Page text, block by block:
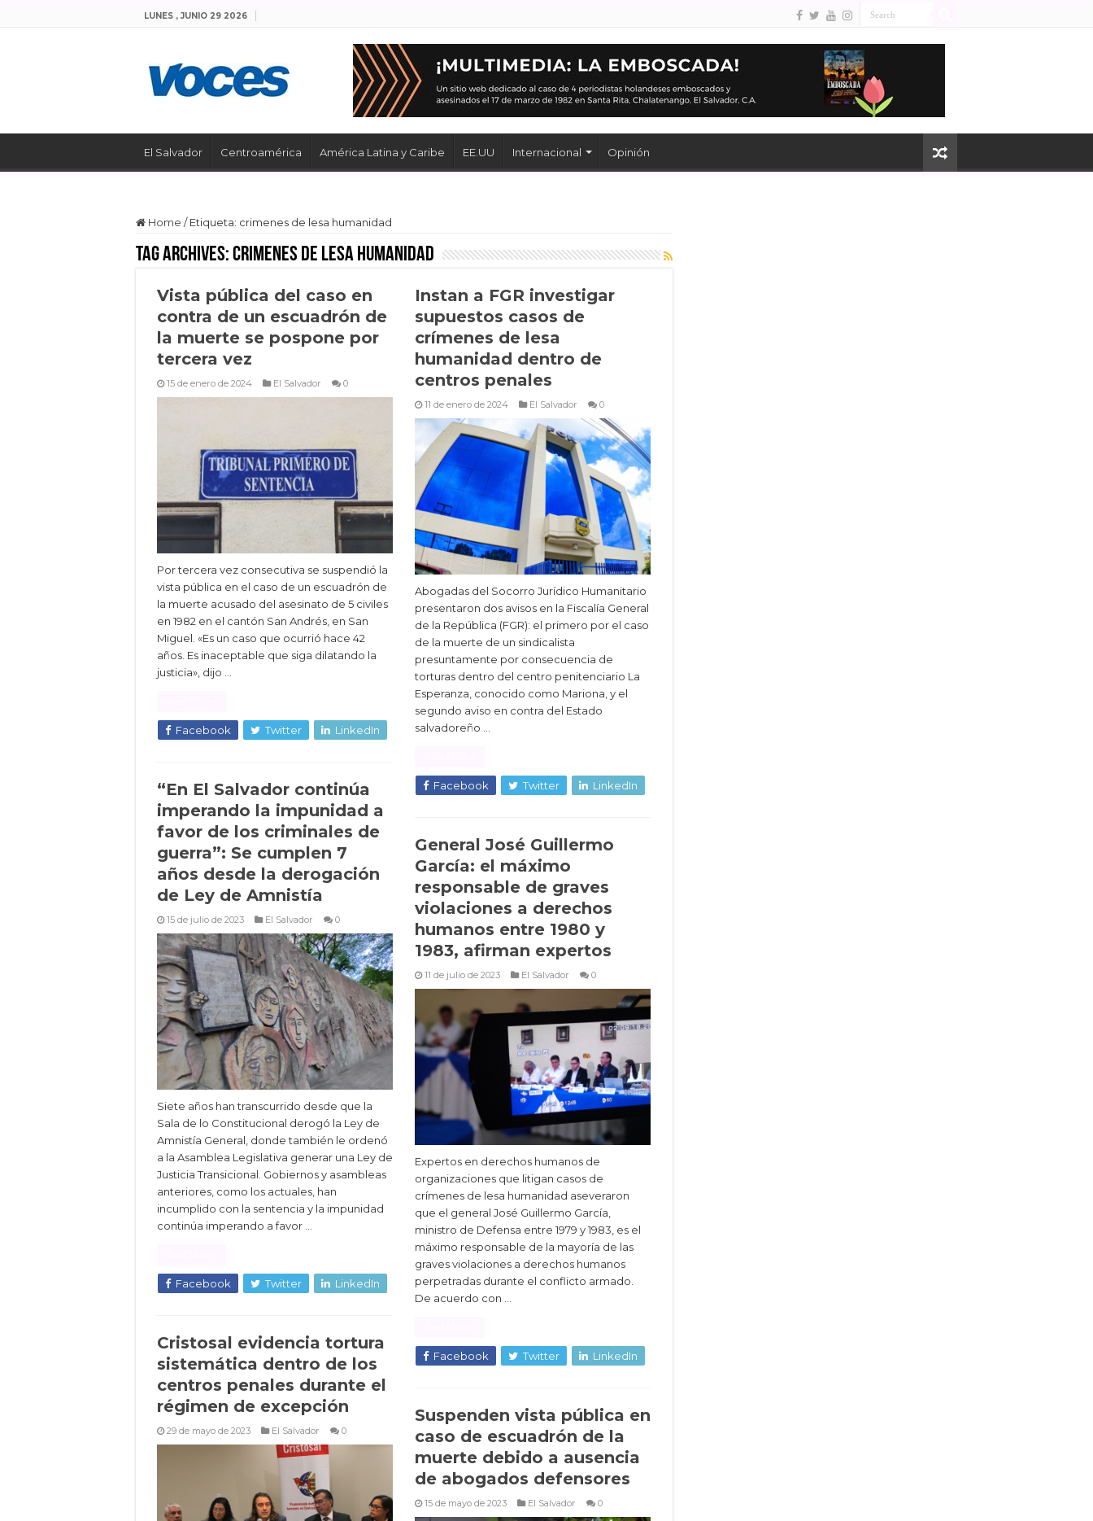
LUNES , JUNIO 29 2026
El Salvador Centroamérica América Latina y Caribe EE.UU Internacional Opinión
Home / Etiqueta: crimenes de lesa humanidad
Tag Archives:crimenes de lesa humanidad
Vista pública del caso en
contra de un escuadrón de
la muerte se pospone por
tercera vez
15 de enero de 2024 El Salvador 0
Por tercera vez consecutiva se suspendió la
vista pública en el caso de un escuadrón de
la muerte acusado del asesinato de 5 civiles
en 1982 en el cantón San Andrés, en San
Miguel. «Es un caso que ocurrió hace 42
años. Es inaceptable que siga dilatando la
justicia», dijo …
Facebook Twitter LinkedIn
Instan a FGR investigar
supuestos casos de
crímenes de lesa
humanidad dentro de
centros penales
11 de enero de 2024 El Salvador 0
Abogadas del Socorro Jurídico Humanitario
presentaron dos avisos en la Fiscalía General
de la República (FGR): el primero por el caso
de la muerte de un sindicalista
presuntamente por consecuencia de
torturas dentro del centro penitenciario La
Esperanza, conocido como Mariona, y el
segundo aviso en contra del Estado
salvadoreño …
Facebook Twitter LinkedIn
“En El Salvador continúa
imperando la impunidad a
favor de los criminales de
guerra”: Se cumplen 7
años desde la derogación
de Ley de Amnistía
15 de julio de 2023 El Salvador 0
Siete años han transcurrido desde que la
Sala de lo Constitucional derogó la Ley de
Amnistía General, donde también le ordenó
a la Asamblea Legislativa generar una Ley de
Justicia Transicional. Gobiernos y asambleas
anteriores, como los actuales, han
incumplido con la sentencia y la impunidad
continúa imperando a favor …
Facebook Twitter LinkedIn
General José Guillermo
García: el máximo
responsable de graves
violaciones a derechos
humanos entre 1980 y
1983, afirman expertos
11 de julio de 2023 El Salvador 0
Expertos en derechos humanos de
organizaciones que litigan casos de
crímenes de lesa humanidad aseveraron
que el general José Guillermo García,
ministro de Defensa entre 1979 y 1983, es el
máximo responsable de la mayoría de las
graves violaciones a derechos humanos
perpetradas durante el conflicto armado.
De acuerdo con …
Facebook Twitter LinkedIn
Cristosal evidencia tortura
sistemática dentro de los
centros penales durante el
régimen de excepción
29 de mayo de 2023 El Salvador 0
Suspenden vista pública en
caso de escuadrón de la
muerte debido a ausencia
de abogados defensores
15 de mayo de 2023 El Salvador 0